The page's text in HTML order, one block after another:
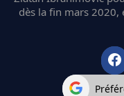
dès la fin mars 2020,